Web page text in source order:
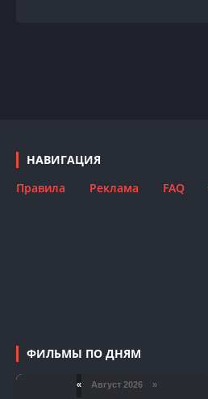
НАВИГАЦИЯ
Правила
Реклама FAQ
ФИЛЬМЫ ПО ДНЯМ
« Август 2026 »